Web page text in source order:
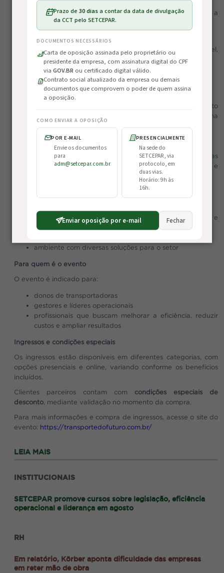
Prazo de 30 diasa contar da data de divulgação
da CCT pelo SETCEPAR.
DOCUMENTOS NECESSÁRIOS
Carta de oposição assinada pelo proprietário ou
presidente da empresa, com assinatura digital do CPF
viaGOV.BR ou certificado digital válido.
Contrato social atualizado da empresa ou demais
documentos que comprovem o poder de quem assina
a oposição.
COMO ENVIAR A OPOSIÇÃO
POR E-MAIL
Envie os documentos
para
adm@setcepar.com.br
PRESENCIALMENTE
Na sede do
SETCEPAR, via
protocolo, em
duas vias.
Horário: 9h às
16h.
Enviar oposição por e-mail Fechar
Durante os dois dias de evento, os participantes terão acesso a
discussões práticas sobre:
gestão eficiente e indicadores de desempenho
redução de custos operacionais (combustível,
manutenção, entre outros)
planejamento estratégico
gestão de equipes e riscos
tendências tecnológicas e visibilidade operacional
Além do conteúdo, o evento também proporciona contato
direto com soluções do mercado e especialistas que atuam na
Networking e oportunidades de negócios
O Transporte do Futuro também se destaca pelas
oportunidades de conexão entre participantes, empresas e
aplicativo para conexão entre participantes e
palestrantes
ambiente com diversas soluções para o setor
Para quem é o evento
O evento é indicado para:
donos de transportadoras
gestores e líderes operacionais
profissionais que buscam melhorar a eficiência, reduzir
custos e ampliar resultados
Ingressos e condições especiais
Os ingressos estão disponíveis em diferentes categorias, com
opções presenciais e online, variando conforme os benefícios
incluídos.
Clientes parceiros contam com condições especiais de
desconto, mediante validação no momento da compra.
Para mais informações e compra de ingressos, acesse o site do
evento: https://transportedofuturo.com.br/
LEIA MAIS
INSTITUCIONAIS
SETCEPAR promove cursos sobre legislação, eficiência
operacional e liderança em agosto
RH
Em relatório, Körber aponta dificuldade das empresas
em reter mão de obra